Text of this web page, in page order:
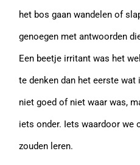
het bos gaan wandelen of
genoegen met antwoorden
Een beetje irritant was het
te denken dan het eerste
niet goed of niet waar was,
iets onder. Iets waardoor we
zouden leren.